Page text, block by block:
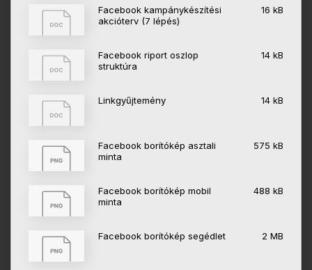
Facebook kampánykészítési
akcióterv (7 lépés)
16 kB
Facebook riport oszlop
struktúra
14 kB
Linkgyűjtemény 14 kB
Facebook borítókép asztali
minta
575 kB
Facebook borítókép mobil
minta
488 kB
Facebook borítókép segédlet 2 MB